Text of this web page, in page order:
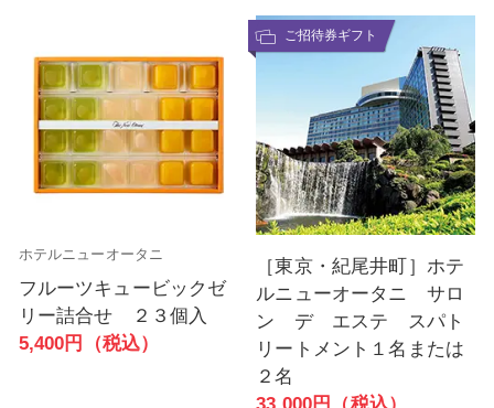
ホテルニューオータニ
フルーツキュービックゼ
リー詰合せ ２３個入
5,400円（税込）
ご招待券ギフト
［東京・紀尾井町］ホテ
ルニューオータニ サロ
ン デ エステ スパト
リートメント１名または
２名